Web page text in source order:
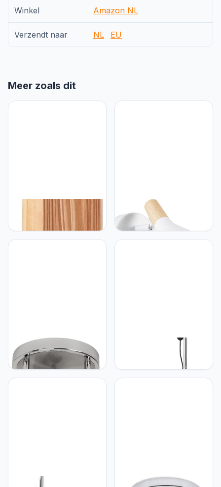
Winkel Amazon NL
Verzendt naar NL EU
Meer zoals dit
Brilliant BRILLIANT lamp,
fijn goud LED wandlamp
100cm grenen gebeitst, 1x
LED geïntegreerd, 8.5W
Brilliant Brilliant AMELIA -
Wandlamp - Bruin
Brilliant BRILLIANT lamp
Sanny LED Spotrondell
3flg ijzer/chroom | 3x
LED-PAR51, GU10, 3W LED
Brilliant BRILLIANT lamp
Spari uplighter leesarm
zilver/wit | 1x A60, E27,
60W, geschikt voor